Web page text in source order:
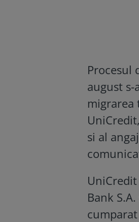
Procesul
august
si al
Bank